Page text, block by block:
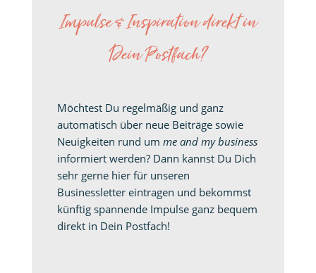
Impulse & Inspiration direkt in
Dein Postfach?
Möchtest Du regelmäßig und ganz
automatisch über neue Beiträge sowie
Neuigkeiten rund um me and my business
informiert werden? Dann kannst Du Dich
sehr gerne hier für unseren
Businessletter eintragen und bekommst
künftig spannende Impulse ganz bequem
direkt in Dein Postfach!